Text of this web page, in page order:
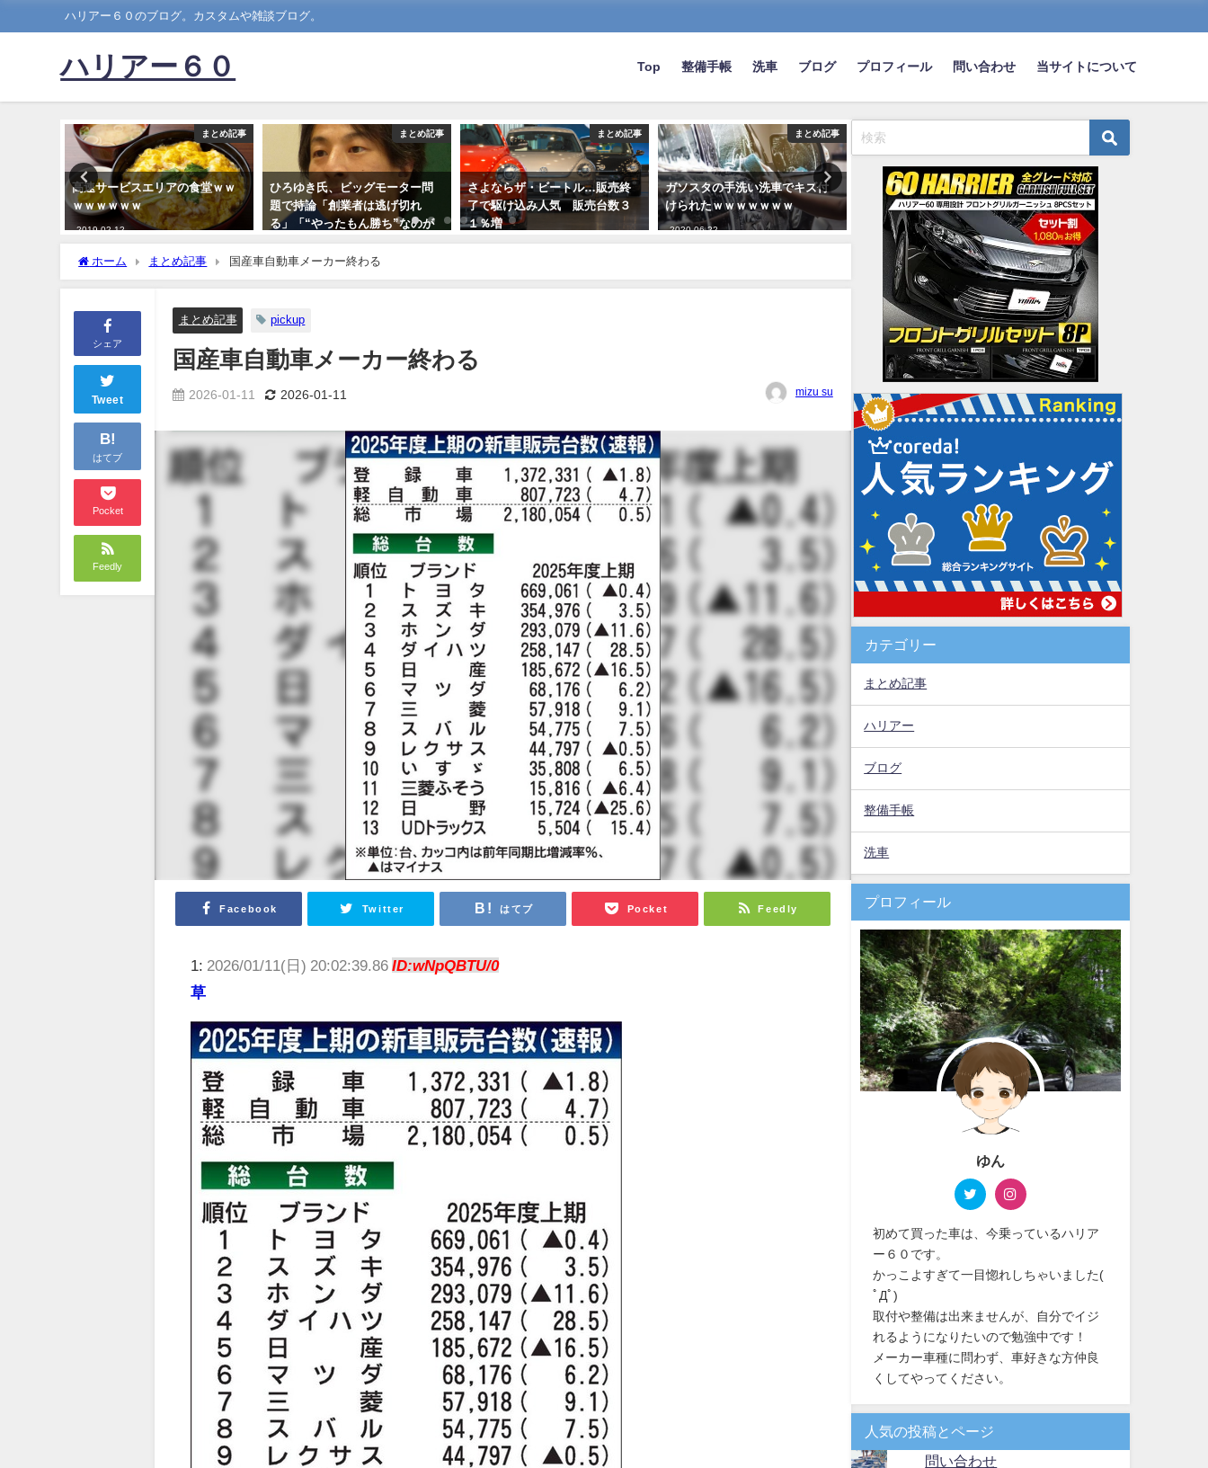
ハリアー６０のブログ。カスタムや雑談ブログ。
ハリアー６０ Top 整備手帳 洗車 ブログ プロフィール 問い合わせ 当サイトについて
まとめ記事
高速サービスエリアの食堂ｗｗ
ｗｗｗｗｗｗ
2019-02-12
まとめ記事
ひろゆき氏、ビッグモーター問
題で持論「創業者は逃げ切れ
る」「“やったもん勝ち”なのが
今の日本」
2023-07-31
まとめ記事
さよならザ・ビートル…販売終
了で駆け込み人気 販売台数３
１％増
まとめ記事
ガソスタの手洗い洗車でキズ付
けられたｗｗｗｗｗｗｗ
2020-06-22
【悲報】ノーヘル自転車の女
性、車にはねられて死亡
wwwwwww
2023-04-04
【画像】MAZDAのロード
という車カッコいいよな？
wwwwwwwwww
2021-11-07
ホーム まとめ記事 国産車自動車メーカー終わる
シェア
Tweet
B!
はてブ
Pocket
Feedly
まとめ記事 pickup
国産車自動車メーカー終わる
2026-01-11 2026-01-11 mizu su
Facebook Twitter はてブ Pocket Feedly
1: 2026/01/11(日) 20:02:39.86ID:wNpQBTU/0
草
カテゴリー
まとめ記事
ハリアー
ブログ
整備手帳
洗車
プロフィール
ゆん
初めて買った車は、今乗っているハリア
ー６０です。
かっこよすぎて一目惚れしちゃいました(
ﾟДﾟ)
取付や整備は出来ませんが、自分でイジ
れるようになりたいので勉強中です！
メーカー車種に問わず、車好きな方仲良
くしてやってください。
人気の投稿とページ
問い合わせ